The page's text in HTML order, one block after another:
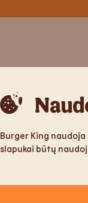
Burger King
slapukai būtų
Multivitaminų